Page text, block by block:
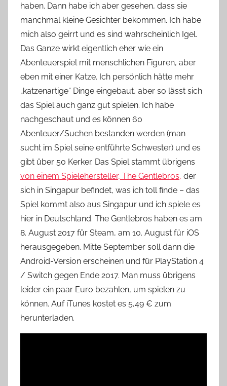
haben. Dann habe ich aber gesehen, dass sie
manchmal kleine Gesichter bekommen. Ich habe
mich also geirrt und es sind wahrscheinlich Igel.
Das Ganze wirkt eigentlich eher wie ein
Abenteuerspiel mit menschlichen Figuren, aber
eben mit einer Katze. Ich persönlich hätte mehr
„katzenartige“ Dinge eingebaut, aber so lässt sich
das Spiel auch ganz gut spielen. Ich habe
nachgeschaut und es können 60
Abenteuer/Suchen bestanden werden (man
sucht im Spiel seine entführte Schwester) und es
gibt über 50 Kerker. Das Spiel stammt übrigens
von einem Spielehersteller, The Gentlebros, der
sich in Singapur befindet, was ich toll finde – das
Spiel kommt also aus Singapur und ich spiele es
hier in Deutschland. The Gentlebros haben es am
8. August 2017 für Steam, am 10. August für iOS
herausgegeben. Mitte September soll dann die
Android-Version erscheinen und für PlayStation 4
/ Switch gegen Ende 2017. Man muss übrigens
leider ein paar Euro bezahlen, um spielen zu
können. Auf iTunes kostet es 5,49 € zum
herunterladen.